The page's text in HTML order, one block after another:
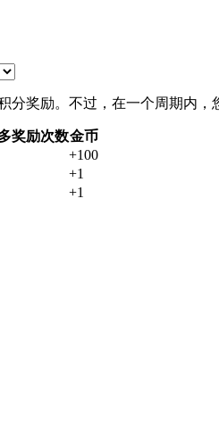
分奖励。不过，在一个周期内，
奖励次数金币
+100
+1
+1